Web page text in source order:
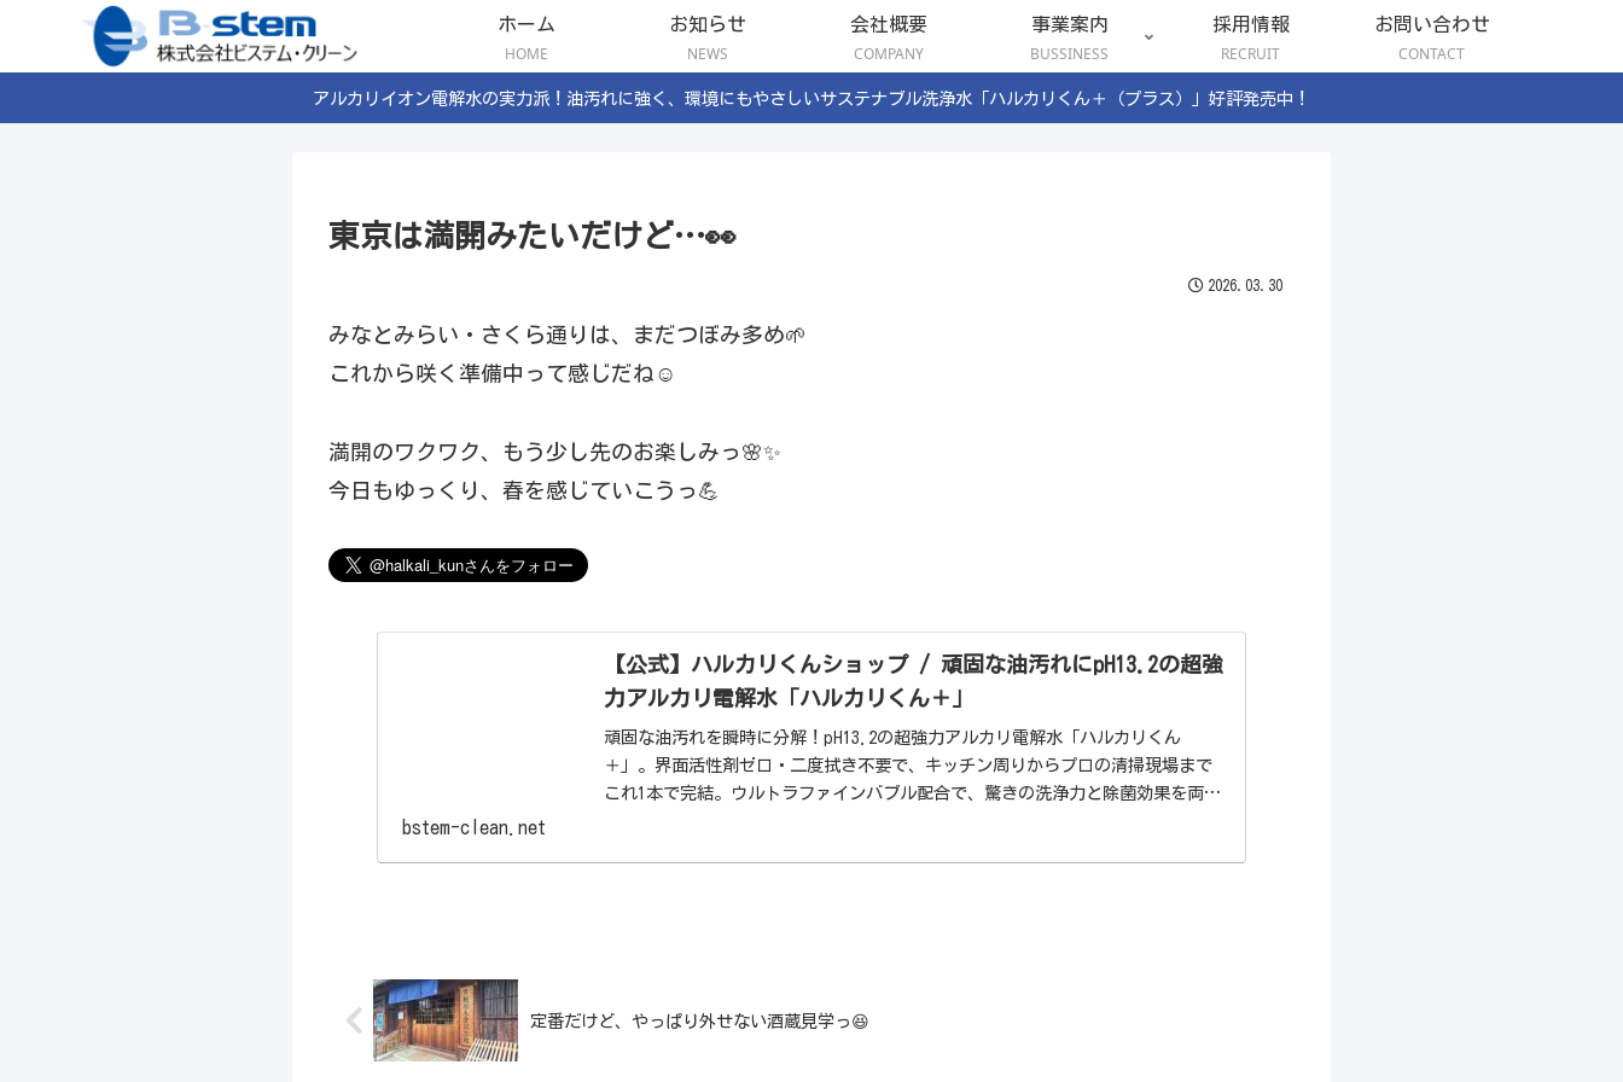
ホーム
HOME
お知らせ
NEWS
会社概要
COMPANY
事業案内
BUSSINESS
採用情報
RECRUIT
お問い合わせ
CONTACT
アルカリイオン電解水の実力派！油汚れに強く、環境にもやさしいサステナブル洗浄水「ハルカリくん＋（プラス）」好評発売中！
東京は満開みたいだけど…👀
2026.03.30
みなとみらい・さくら通りは、まだつぼみ多め🌱
これから咲く準備中って感じだね☺️
満開のワクワク、もう少し先のお楽しみっ🌸✨
今日もゆっくり、春を感じていこうっ💪
【公式】ハルカリくんショップ / 頑固な油汚れにpH13.2の超強
力アルカリ電解水「ハルカリくん＋」
頑固な油汚れを瞬時に分解！pH13.2の超強力アルカリ電解水「ハルカリくん
＋」。界面活性剤ゼロ・二度拭き不要で、キッチン周りからプロの清掃現場まで
これ1本で完結。ウルトラファインバブル配合で、驚きの洗浄力と除菌効果を両立
bstem-clean.net
定番だけど、やっぱり外せない酒蔵見学っ😆